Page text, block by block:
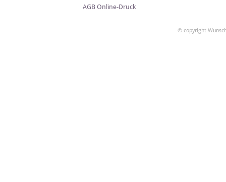
AGB Online-Druck
© copyright